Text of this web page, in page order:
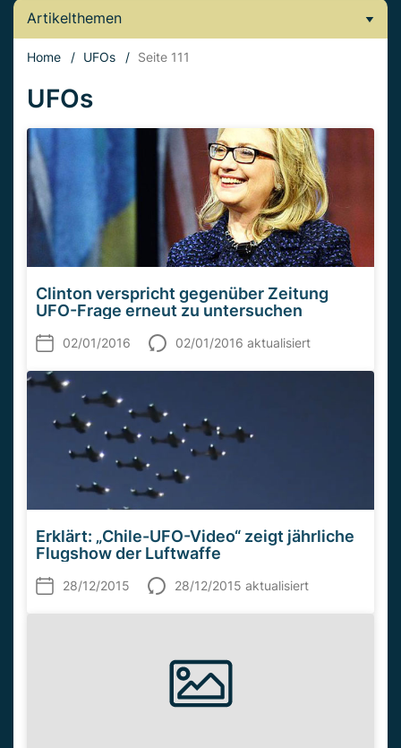
Artikelthemen
Home / UFOs / Seite 111
UFOs
Clinton verspricht gegenüber Zeitung
UFO-Frage erneut zu untersuchen
02/01/2016 02/01/2016 aktualisiert
Erklärt: „Chile-UFO-Video“ zeigt jährliche
Flugshow der Luftwaffe
28/12/2015 28/12/2015 aktualisiert